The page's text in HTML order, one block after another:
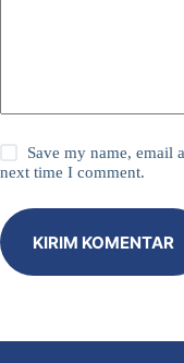
Save my name, email
next time I comment.
KIRIM KOMENTAR